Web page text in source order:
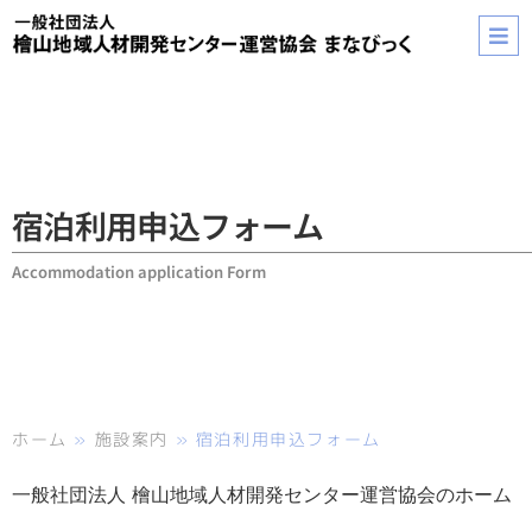
宿泊利用申込フォーム
Accommodation application Form
ホーム » 施設案内 » 宿泊利用申込フォーム
一般社団法人 檜山地域人材開発センター運営協会のホーム